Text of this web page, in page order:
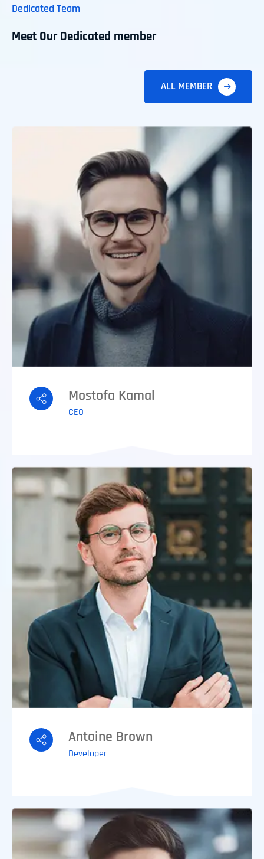
Dedicated Team
Meet Our Dedicated member
ALL MEMBER
Mostofa Kamal
CEO
Antoine Brown
Developer